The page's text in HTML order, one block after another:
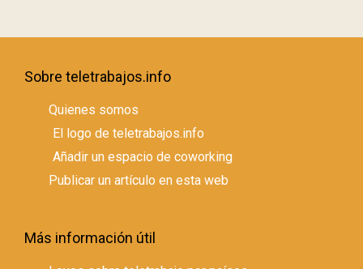
Sobre teletrabajos.info
Quienes somos
El logo de teletrabajos.info
Añadir un espacio de coworking
Publicar un artículo en esta web
Más información útil